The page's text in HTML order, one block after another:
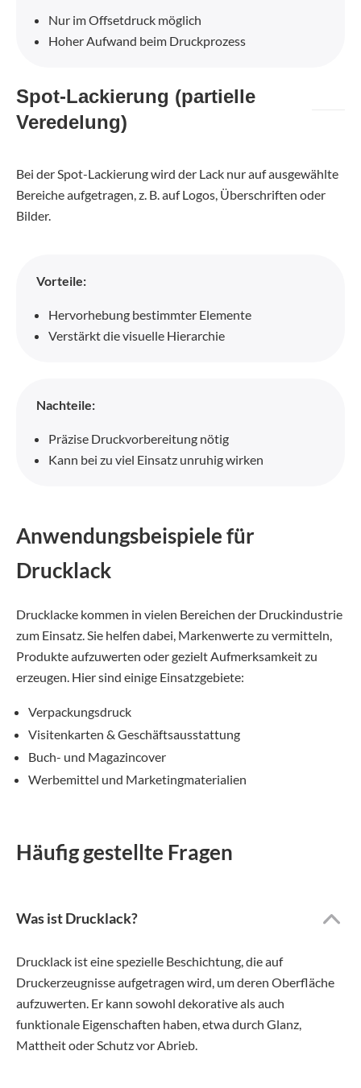
Nur im Offsetdruck möglich
Hoher Aufwand beim Druckprozess
Spot-Lackierung (partielle
Veredelung)
Bei der Spot-Lackierung wird der Lack nur auf ausgewählte
Bereiche aufgetragen, z. B. auf Logos, Überschriften oder
Bilder.
Vorteile:
Hervorhebung bestimmter Elemente
Verstärkt die visuelle Hierarchie
Nachteile:
Präzise Druckvorbereitung nötig
Kann bei zu viel Einsatz unruhig wirken
Anwendungsbeispiele für
Drucklack
Drucklacke kommen in vielen Bereichen der Druckindustrie
zum Einsatz. Sie helfen dabei, Markenwerte zu vermitteln,
Produkte aufzuwerten oder gezielt Aufmerksamkeit zu
erzeugen. Hier sind einige Einsatzgebiete:
Verpackungsdruck
Visitenkarten & Geschäftsausstattung
Buch- und Magazincover
Werbemittel und Marketingmaterialien
Häufig gestellte Fragen
Was ist Drucklack?
Drucklack ist eine spezielle Beschichtung, die auf
Druckerzeugnisse aufgetragen wird, um deren Oberfläche
aufzuwerten. Er kann sowohl dekorative als auch
funktionale Eigenschaften haben, etwa durch Glanz,
Mattheit oder Schutz vor Abrieb.